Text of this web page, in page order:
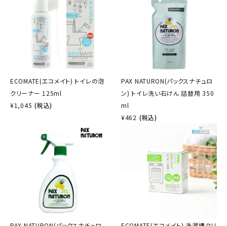
ECOMATE(エコメイト) トイレの泡
クリーナー 125ml
¥1,045 (税込)
PAX NATURON(パックスナチュロ
ン) トイレ洗い石けん 詰替用 350
ml
¥462 (税込)